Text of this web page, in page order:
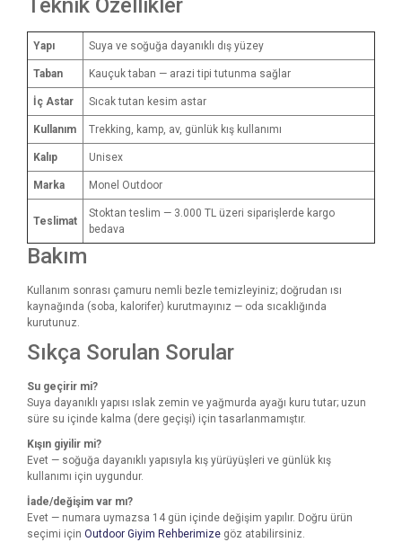
Teknik Özellikler
Yapı Suya ve soğuğa dayanıklı dış yüzey
Taban Kauçuk taban — arazi tipi tutunma sağlar
İç Astar Sıcak tutan kesim astar
Kullanım Trekking, kamp, av, günlük kış kullanımı
Kalıp Unisex
Marka Monel Outdoor
Teslimat
Stoktan teslim — 3.000 TL üzeri siparişlerde kargo
bedava
Bakım
Kullanım sonrası çamuru nemli bezle temizleyiniz; doğrudan ısı
kaynağında (soba, kalorifer) kurutmayınız — oda sıcaklığında
kurutunuz.
Sıkça Sorulan Sorular
Su geçirir mi?
Suya dayanıklı yapısı ıslak zemin ve yağmurda ayağı kuru tutar; uzun
süre su içinde kalma (dere geçişi) için tasarlanmamıştır.
Kışın giyilir mi?
Evet — soğuğa dayanıklı yapısıyla kış yürüyüşleri ve günlük kış
kullanımı için uygundur.
İade/değişim var mı?
Evet — numara uymazsa 14 gün içinde değişim yapılır. Doğru ürün
seçimi için Outdoor Giyim Rehberimize göz atabilirsiniz.